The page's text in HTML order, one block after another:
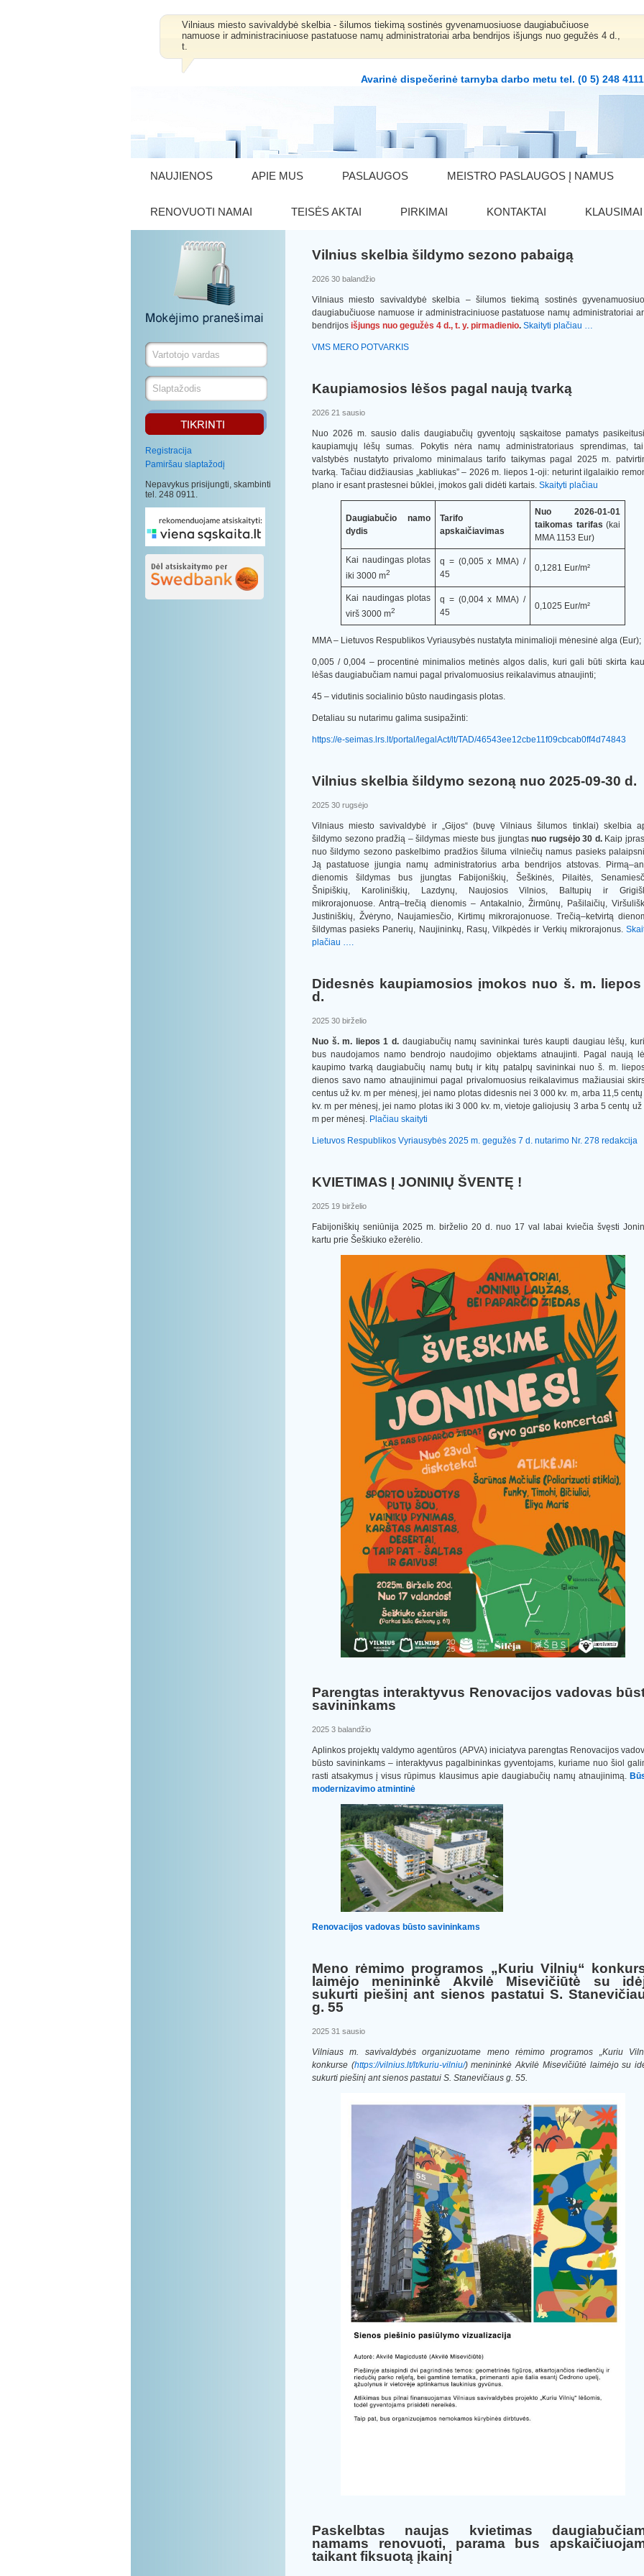
Vilniaus miesto savivaldybė skelbia - šilumos tiekimą sostinės gyvenamuosiuose daugiabučiuose
namuose ir administraciniuose pastatuose namų administratoriai arba bendrijos išjungs nuo gegužės 4 d.,
t.
Avarinė dispečerinė tarnyba darbo metu tel. (0 5) 248
NAUJIENOS APIE MUS PASLAUGOS MEISTRO PASLAUGOS Į NAMUS
RENOVUOTI NAMAI TEISĖS AKTAI PIRKIMAI KONTAKTAI KLAUSIMAI
Registracija
Pamiršau slaptažodį
Nepavykus prisijungti, skambinti
tel. 248 0911.
Vilnius skelbia šildymo sezono pabaigą
2026 30 balandžio
Vilniaus miesto savivaldybė skelbia – šilumos tiekimą sostinės
daugiabučiuose namuose ir administraciniuose pastatuose namų administratoriai
bendrijos išjungs nuo gegužės 4 d., t. y. pirmadienio. Skaityti plačiau …
VMS MERO POTVARKIS
Kaupiamosios lėšos pagal naują tvarką
2026 21 sausio
Nuo 2026 m. sausio dalis daugiabučių gyventojų sąskaitose pamatys
kaupiamųjų lėšų sumas. Pokytis nėra namų administratoriaus sprendimas,
valstybės nustatyto privalomo minimalaus tarifo taikymas pagal 2025 m.
tvarką. Tačiau didžiausias „kabliukas” – 2026 m. liepos 1-oji: neturint ilgalaikio
plano ir esant prastesnei būklei, įmokos gali didėti kartais. Skaityti plačiau
Daugiabučio namo
dydis
Tarifo
apskaičiavimas
Nuo 2026-01-01
taikomas tarifas (kai
MMA 1153 Eur)
Kai naudingas plotas
iki 3000 m2
q = (0,005 x MMA) /
45
0,1281 Eur/m²
Kai naudingas plotas
virš 3000 m2
q = (0,004 x MMA) /
45
0,1025 Eur/m²
MMA ‒ Lietuvos Respublikos Vyriausybės nustatyta minimalioji mėnesinė alga (Eur);
0,005 / 0,004 – procentinė minimalios metinės algos dalis, kuri gali būti skirta
lėšas daugiabučiam namui pagal privalomuosius reikalavimus atnaujinti;
45 – vidutinis socialinio būsto naudingasis plotas.
Detaliau su nutarimu galima susipažinti:
https://e-seimas.lrs.lt/portal/legalAct/lt/TAD/46543ee12cbe11f09cbcab0ff4d74843
Vilnius skelbia šildymo sezoną nuo 2025-09-30 d.
2025 30 rugsėjo
Vilniaus miesto savivaldybė ir „Gijos“ (buvę Vilniaus šilumos tinklai) skelbia
šildymo sezono pradžią – šildymas mieste bus įjungtasnuo rugsėjo 30 d.Kaip
nuo šildymo sezono paskelbimo pradžios šiluma vilniečių namus pasieks
Ją pastatuose įjungia namų administratorius arba bendrijos atstovas.
dienomis šildymas bus įjungtas Fabijoniškių, Šeškinės, Pilaitės,
Šnipiškių, Karoliniškių, Lazdynų, Naujosios Vilnios, Baltupių ir
mikrorajonuose. Antrą–trečią dienomis – Antakalnio, Žirmūnų, Pašilaičių,
Justiniškių, Žvėryno, Naujamiesčio, Kirtimų mikrorajonuose. Trečią–ketvirtą
šildymas pasieks Panerių, Naujininkų, Rasų, Vilkpėdės ir Verkių mikrorajonus.
plačiau ….
Didesnės kaupiamosios įmokos nuo š. m. liepos
d.
2025 30 birželio
Nuo š. m. liepos 1 d. daugiabučių namų savininkai turės kaupti daugiau lėšų,
bus naudojamos namo bendrojo naudojimo objektams atnaujinti. Pagal naują
kaupimo tvarką daugiabučių namų butų ir kitų patalpų savininkai nuo š. m.
dienos savo namo atnaujinimui pagal privalomuosius reikalavimus mažiausiai
centus už kv. m per mėnesį, jei namo plotas didesnis nei 3 000 kv. m, arba 11,5
kv. m per mėnesį, jei namo plotas iki 3 000 kv. m, vietoje galiojusių 3 arba 5 centų už
m per mėnesį. Plačiau skaityti
Lietuvos Respublikos Vyriausybės 2025 m. gegužės 7 d. nutarimo Nr. 278 redakcija
KVIETIMAS Į JONINIŲ ŠVENTĘ !
2025 19 birželio
Fabijoniškių seniūnija 2025 m. birželio 20 d. nuo 17 val labai kviečia švęsti
kartu prie Šeškiuko ežerėlio.
Parengtas interaktyvus Renovacijos vadovas
savininkams
2025 3 balandžio
Aplinkos projektų valdymo agentūros (APVA) iniciatyva parengtas Renovacijos
būsto savininkams – interaktyvus pagalbininkas gyventojams, kuriame nuo šiol
rasti atsakymus į visus rūpimus klausimus apie daugiabučių namų atnaujinimą.
modernizavimo atmintinė
Renovacijos vadovas būsto savininkams
Meno rėmimo programos „Kuriu Vilnių“
laimėjo menininkė Akvilė Misevičiūtė su
sukurti piešinį ant sienos pastatui S.
g. 55
2025 31 sausio
Vilniaus m. savivaldybės organizuotame meno rėmimo programos „Kuriu
konkurse (https://vilnius.lt/lt/kuriu-vilniu/) menininkė Akvilė Misevičiūtė laimėjo su
sukurti piešinį ant sienos pastatui S. Stanevičiaus g. 55.
Paskelbtas naujas kvietimas
namams renovuoti, parama bus
taikant fiksuotą įkainį